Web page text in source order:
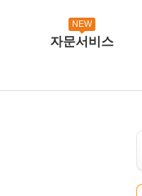
NEW
자문서비스